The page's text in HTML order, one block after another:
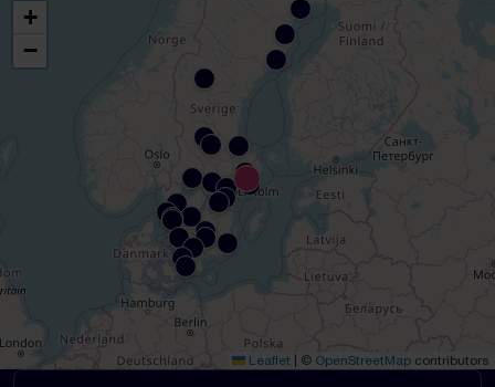
+
−
Leaflet © OpenStreetMap contributors